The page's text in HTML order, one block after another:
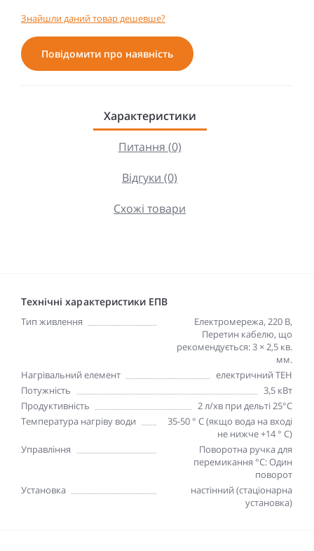
Знайшли даний товар дешевше?
Повідомити про наявність
Характеристики
Питання (0)
Відгуки (0)
Схожі товари
Технічні характеристики ЕПВ
Тип живлення
Електромережа, 220 В,
Перетин кабелю, що
рекомендується: 3 × 2,5 кв.
мм.
Нагрівальний елемент
електричний ТЕН
Потужність
3,5 кВт
Продуктивність
2 л/хв при дельті 25°С
Температура нагріву води
35-50 ° С (якщо вода на вході
не нижче +14 ° С)
Управління
Поворотна ручка для
перемикання °С: Один
поворот
Установка
настінний (стаціонарна
установка)